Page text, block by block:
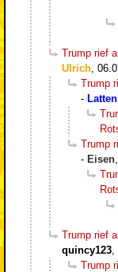
Trump rief
Ulrich
Trump
-
Trump
- Eisen
Trump rief
quincy123
Trump